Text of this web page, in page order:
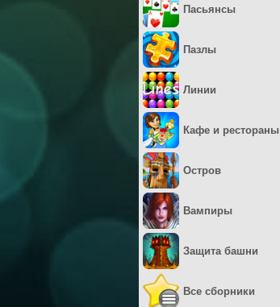
Пасьянсы
Пазлы
Линии
Кафе и рестораны
Остров
Вампиры
Защита башни
Все сборники